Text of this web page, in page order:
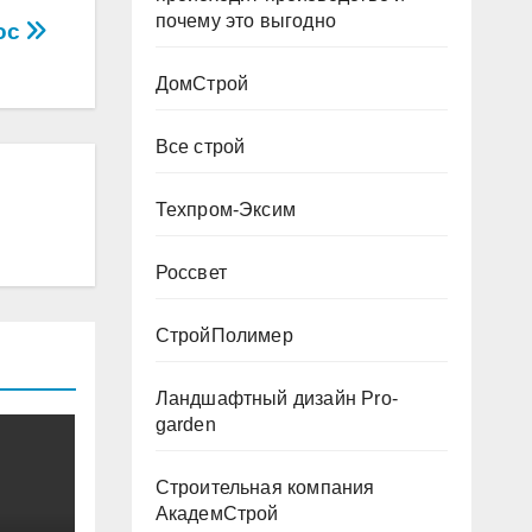
почему это выгодно
ДомСтрой
Все строй
Техпром-Эксим
Россвет
СтройПолимер
Ландшафтный дизайн Pro-
garden
Строительная компания
АкадемСтрой